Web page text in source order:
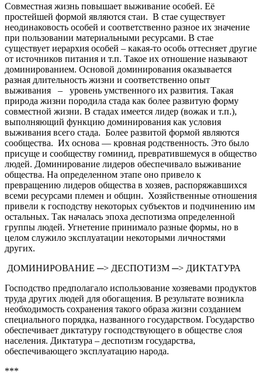
Совместная жизнь повышает выживание особей. Её
простейшей формой являются стаи. В стае существует
неодинаковость особей и соответственно разное их значение
при пользовании материальными ресурсами. В стае
существует иерархия особей – какая-то особь оттесняет другие
от источников питания и т.п. Такое их отношение называют
доминированием. Основой доминирования оказывается
разная длительность жизни и соответственно опыт
выживания – уровень умственного их развития. Такая
природа жизни породила стада как более развитую форму
совместной жизни. В стадах имеется лидер (вожак и т.п.),
выполняющий функцию доминирования как условия
выживания всего стада. Более развитой формой являются
сообщества. Их основа — кровная родственность. Это было
присуще и сообществу гоминид, превратившемуся в общество
людей. Доминирование лидеров обеспечивало выживание
общества. На определенном этапе оно привело к
превращению лидеров общества в хозяев, распоряжавшихся
всеми ресурсами племен и общин. Хозяйственные отношения
привели к господству некоторых субъектов и подчинению им
остальных. Так началась эпоха деспотизма определенной
группы людей. Угнетение принимало разные формы, но в
целом служило эксплуатации некоторыми личностями
других.
ДОМИНИРОВАНИЕ ─˃ ДЕСПОТИЗМ ─˃ ДИКТАТУРА
Господство предполагало использование хозяевами продуктов
труда других людей для обогащения. В результате возникла
необходимость сохранения такого образа жизни созданием
специального порядка, названного государством. Государство
обеспечивает диктатуру господствующего в обществе слоя
населения. Диктатура – деспотизм государства,
обеспечивающего эксплуатацию народа.
***